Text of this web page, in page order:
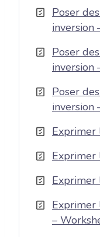
Poser
inversion
Poser
inversion
Poser
inversion
Exprimer
Exprimer
Exprimer
Exprimer
–